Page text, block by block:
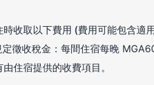
收取以下費用 (費用可能包含適
定徵收稅金：每間住宿每晚
住宿提供的收費項目。